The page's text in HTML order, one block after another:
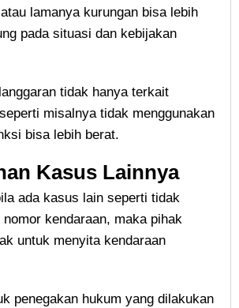
lamanya kurungan bisa lebih
pada situasi dan kebijakan
tidak hanya terkait
misalnya tidak menggunakan
bisa lebih berat.
Kasus Lainnya
ada kasus lain seperti tidak
kendaraan, maka pihak
untuk menyita kendaraan
penegakan hukum yang dilakukan